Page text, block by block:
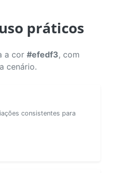
práticos
a cor #efedf3, com
cenário.
consistentes para